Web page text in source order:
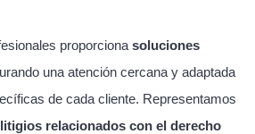
proporciona soluciones
una atención cercana y adaptada
de cada cliente. Representamos
litigios relacionados con el derecho